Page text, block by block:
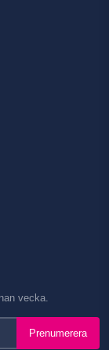
vecka.
Prenumerera